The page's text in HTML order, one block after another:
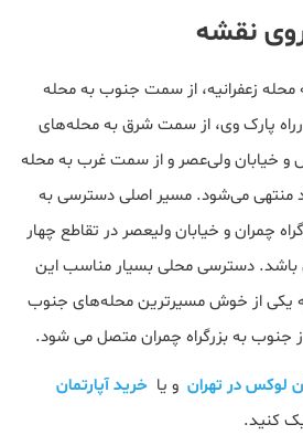
نقشه
زعفرانیه، از سمت جنوب به محله
پارک وی، از سمت شرق به محله‌های
و خیابان ولی‌عصر و از سمت غرب به محله
منتهی می‌شود. مسیر اصلی دسترسی به
چمران و خیابان ولیعصر در تقاطع چهار
باشد. دسترسی محلی بسیار مناسب این
یکی از خوش مسیرترین محله‌های جنوب
جنوب به بزرگراه چمران متصل می شود.
لوکس در تهران و یا خرید آپارتمان
کنید.